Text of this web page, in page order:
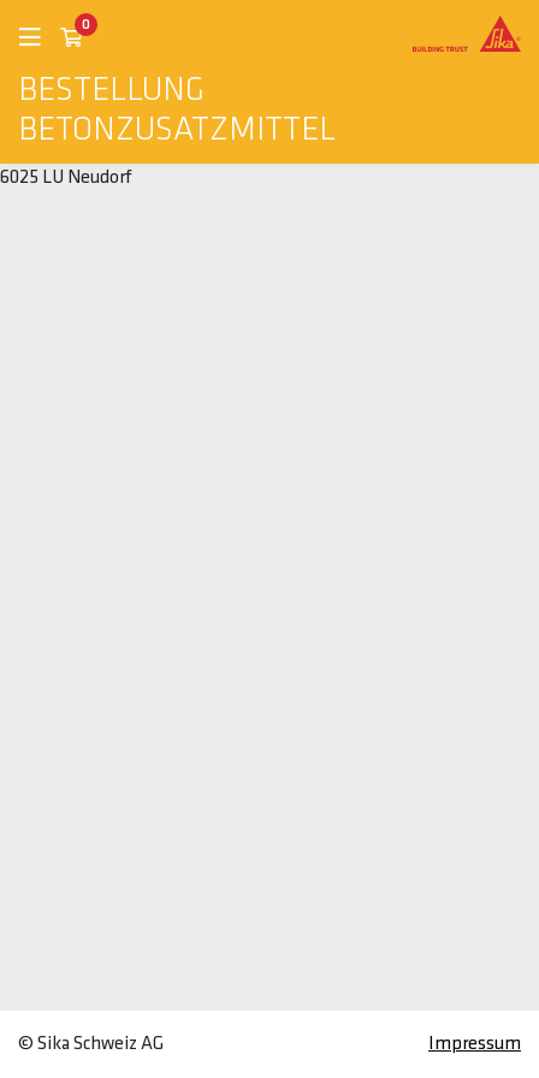
BESTELLUNG
BETONZUSATZMITTEL
0
6025 LU Neudorf
© Sika Schweiz AG Impressum